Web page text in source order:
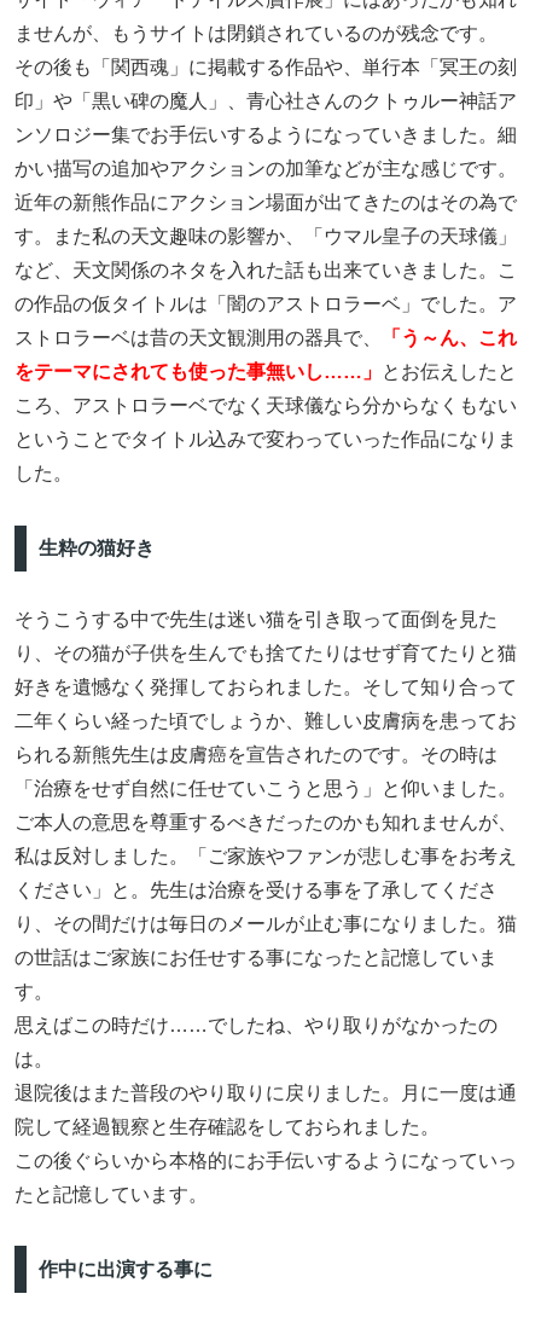
ませんが、もうサイトは閉鎖されているのが残念です。
その後も「関西魂」に掲載する作品や、単行本「冥王の刻
印」や「黒い碑の魔人」、青心社さんのクトゥルー神話ア
ンソロジー集でお手伝いするようになっていきました。細
かい描写の追加やアクションの加筆などが主な感じです。
近年の新熊作品にアクション場面が出てきたのはその為で
す。また私の天文趣味の影響か、「ウマル皇子の天球儀」
など、天文関係のネタを入れた話も出来ていきました。こ
の作品の仮タイトルは「闇のアストロラーベ」でした。ア
ストロラーベは昔の天文観測用の器具で、
「う～ん、これ
をテーマにされても使った事無いし……」 とお伝えしたと
ころ、アストロラーベでなく天球儀なら分からなくもない
ということでタイトル込みで変わっていった作品になりま
した。
生粋の猫好き
そうこうする中で先生は迷い猫を引き取って面倒を見た
り、その猫が子供を生んでも捨てたりはせず育てたりと猫
好きを遺憾なく発揮しておられました。そして知り合って
二年くらい経った頃でしょうか、難しい皮膚病を患ってお
られる新熊先生は皮膚癌を宣告されたのです。その時は
「治療をせず自然に任せていこうと思う」と仰いました。
ご本人の意思を尊重するべきだったのかも知れませんが、
私は反対しました。「ご家族やファンが悲しむ事をお考え
ください」と。先生は治療を受ける事を了承してくださ
り、その間だけは毎日のメールが止む事になりました。猫
の世話はご家族にお任せする事になったと記憶していま
す。
思えばこの時だけ……でしたね、やり取りがなかったの
は。
退院後はまた普段のやり取りに戻りました。月に一度は通
院して経過観察と生存確認をしておられました。
この後ぐらいから本格的にお手伝いするようになっていっ
たと記憶しています。
作中に出演する事に